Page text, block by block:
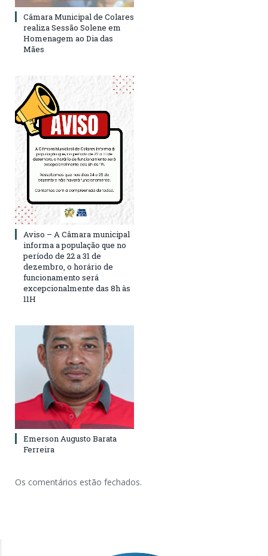
Câmara Municipal de Colares
realiza Sessão Solene em
Homenagem ao Dia das
Mães
Aviso – A Câmara municipal
informa a população que no
período de 22 a 31 de
dezembro, o horário de
funcionamento será
excepcionalmente das 8h às
11H
Emerson Augusto Barata
Ferreira
Os comentários estão fechados.